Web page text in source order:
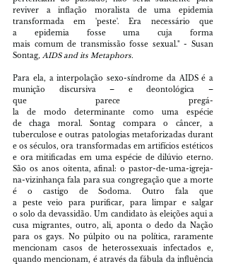
reviver a inflação moralista de uma epidemia
transformada em 'peste'. Era necessário que
a epidemia fosse uma cuja forma
mais comum de transmissão fosse sexual." - Susan
Sontag, AIDS and its Metaphors.
Para ela, a interpolação sexo-síndrome da AIDS é a
munição discursiva – e deontológica –
que parece pregá-
la de modo determinante como uma espécie
de chaga moral. Sontag compara o câncer, a
tuberculose e outras patologias metaforizadas durant
e os séculos, ora transformadas em artifícios estéticos
e ora mitificadas em uma espécie de dilúvio eterno.
São os anos oitenta, afinal: o pastor-de-uma-igreja-
na-vizinhança fala para sua congregação que a morte
é o castigo de Sodoma. Outro fala que
a peste veio para purificar, para limpar e salgar
o solo da devassidão. Um candidato às eleições aqui a
cusa migrantes, outro, ali, aponta o dedo da Nação
para os gays. No púlpito ou na política, raramente
mencionam casos de heterossexuais infectados e,
quando mencionam, é através da fábula da influência